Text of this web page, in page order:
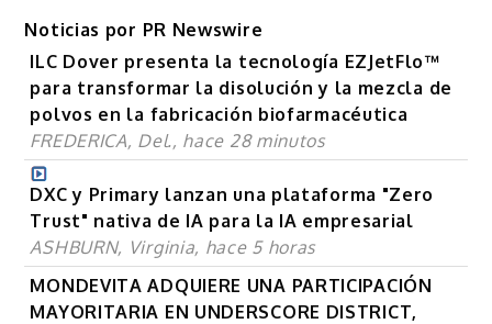
Noticias por PR Newswire
ILC Dover presenta la tecnología EZJetFlo™
para transformar la disolución y la mezcla de
polvos en la fabricación biofarmacéutica
FREDERICA, Del., hace 28 minutos
DXC y Primary lanzan una plataforma "Zero
Trust" nativa de IA para la IA empresarial
ASHBURN, Virginia, hace 5 horas
MONDEVITA ADQUIERE UNA PARTICIPACIÓN
MAYORITARIA EN UNDERSCORE DISTRICT,